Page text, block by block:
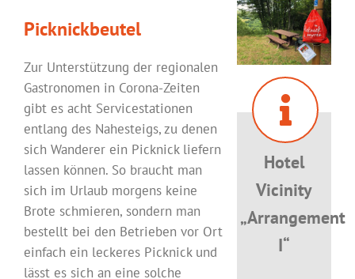
Picknickbeutel
Zur Unterstützung der regionalen
Gastronomen in Corona-Zeiten
gibt es acht Servicestationen
entlang des Nahesteigs, zu denen
sich Wanderer ein Picknick liefern
lassen können. So braucht man
sich im Urlaub morgens keine
Brote schmieren, sondern man
bestellt bei den Betrieben vor Ort
einfach ein leckeres Picknick und
lässt es sich an eine solche
Hotel
Vicinity
„Arrangement
I“